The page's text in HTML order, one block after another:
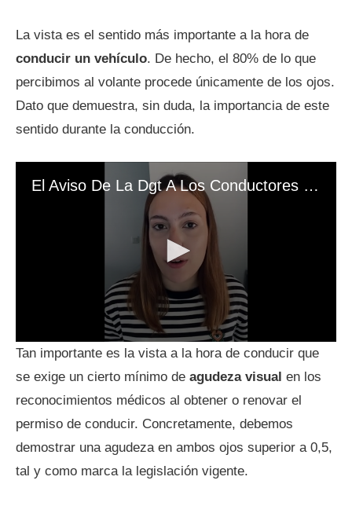
La vista es el sentido más importante a la hora de
conducir un vehículo. De hecho, el 80% de lo que
percibimos al volante procede únicamente de los ojos.
Dato que demuestra, sin duda, la importancia de este
sentido durante la conducción.
El Aviso De La Dgt A Los Conductores Que Usan Lentillas O Gafas
0
s
e
c
o
d
s
o
4
Tan importante es la vista a la hora de conducir que
se exige un cierto mínimo de agudeza visual en los
reconocimientos médicos al obtener o renovar el
permiso de conducir. Concretamente, debemos
demostrar una agudeza en ambos ojos superior a 0,5,
tal y como marca la legislación vigente.